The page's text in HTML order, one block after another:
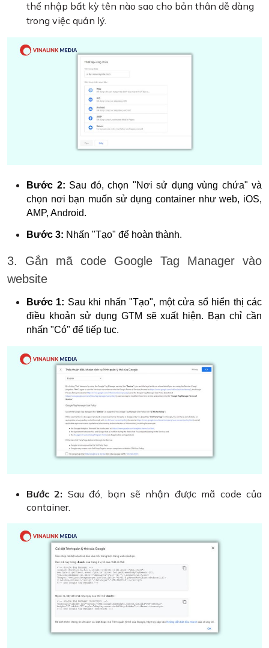
thể nhập bất kỳ tên nào sao cho bản thân dễ dàng
trong việc quản lý.
Bước 2: Sau đó, chọn "Nơi sử dụng vùng chứa" và
chọn nơi bạn muốn sử dụng container như web, iOS,
AMP, Android.
Bước 3: Nhấn "Tạo" để hoàn thành.
3. Gắn mã code Google Tag Manager vào
website
Bước 1: Sau khi nhấn "Tạo", một cửa sổ hiển thị các
điều khoản sử dụng GTM sẽ xuất hiện. Bạn chỉ cần
nhấn "Có" để tiếp tục.
Bước 2: Sau đó, bạn sẽ nhận được mã code của
container.